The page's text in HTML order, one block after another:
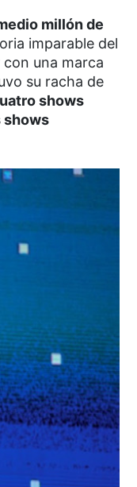
millón de
imparable del
una marca
su racha de
shows
shows